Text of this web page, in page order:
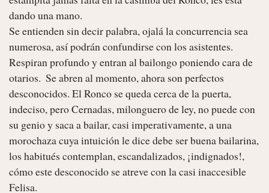
dando una mano.
Se entienden sin decir palabra, ojalá la concurrencia sea
numerosa, así podrán confundirse con los asistentes.
Respiran profundo y entran al bailongo poniendo cara de
otarios.  Se abren al momento, ahora son perfectos
desconocidos. El Ronco se queda cerca de la puerta,
indeciso, pero Cernadas, milonguero de ley, no puede con
su genio y saca a bailar, casi imperativamente, a una
morochaza cuya intuición le dice debe ser buena bailarina,
los habitués contemplan, escandalizados, ¡indignados!,
cómo este desconocido se atreve con la casi inaccesible
Felisa.